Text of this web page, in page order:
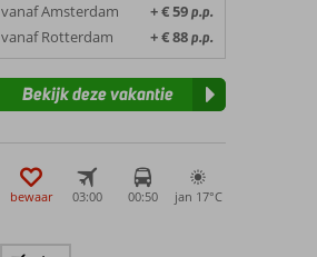
vanaf Amsterdam + € 59p.p.
vanaf Rotterdam + € 88p.p.
Bekijk deze vakantie
bewaar 03:00 00:50 jan 17°C